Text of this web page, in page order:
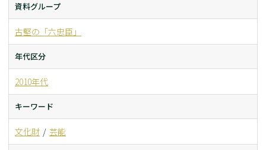
資料グループ
古堅の「六忠臣」
年代区分
2010年代
キーワード
文化財 芸能